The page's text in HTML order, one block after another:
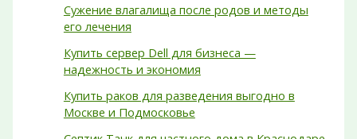
Сужение влагалища после родов и методы
его лечения
Купить сервер Dell для бизнеса —
надежность и экономия
Купить раков для разведения выгодно в
Москве и Подмосковье